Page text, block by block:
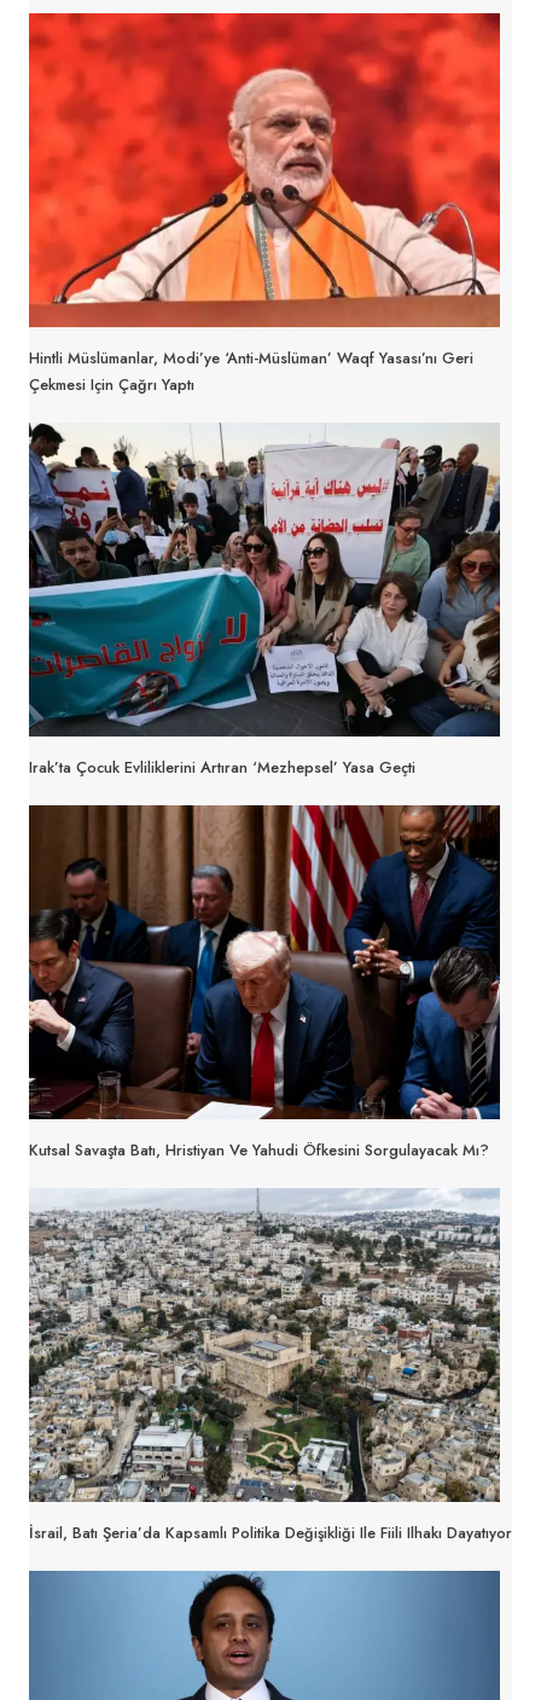
Hintli Müslümanlar, Modi’ye ‘anti-Müslüman’ Waqf Yasası’nı Geri
Çekmesi Için Çağrı Yaptı
Irak’ta Çocuk Evliliklerini Artıran ‘Mezhepsel’ Yasa Geçti
Kutsal Savaşta Batı, Hristiyan Ve Yahudi Öfkesini Sorgulayacak Mı?
İsrail, Batı Şeria’da Kapsamlı Politika Değişikliği Ile Fiili Ilhakı Dayatıyor